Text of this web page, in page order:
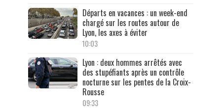
Départs en vacances : un week-end
chargé sur les routes autour de
Lyon, les axes à éviter
10:03
Lyon : deux hommes arrêtés avec
des stupéfiants après un contrôle
nocturne sur les pentes de la Croix-
Rousse
09:33